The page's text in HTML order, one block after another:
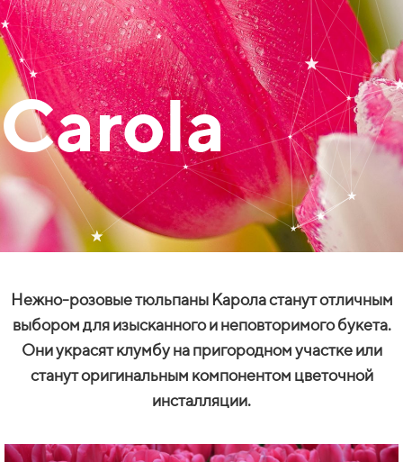
Carola
Нежно-розовые тюльпаны Карола станут отличным
выбором для изысканного и неповторимого букета.
Они украсят клумбу на пригородном участке или
станут оригинальным компонентом цветочной
инсталляции.